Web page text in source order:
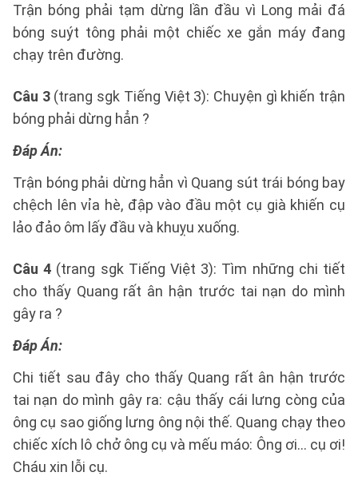
Trận bóng phải tạm dừng lần đầu vì Long mải đá
bóng suýt tông phải một chiếc xe gắn máy đang
chạy trên đường.
Câu 3(trang sgk Tiếng Việt 3): Chuyện gì khiến trận
bóng phải dừng hẳn ?
Đáp Án:
Trận bóng phải dừng hẳn vì Quang sút trái bóng bay
chệch lên vỉa hè, đập vào đầu một cụ già khiến cụ
lảo đảo ôm lấy đầu và khuỵu xuống.
Câu 4 (trang sgk Tiếng Việt 3): Tìm những chi tiết
cho thấy Quang rất ân hận trước tai nạn do mình
gây ra ?
Đáp Án:
Chi tiết sau đây cho thấy Quang rất ân hận trước
tai nạn do mình gây ra: cậu thấy cái lưng còng của
ông cụ sao giống lưng ông nội thế. Quang chạy theo
chiếc xích lô chở ông cụ và mếu máo: Ông ơi… cụ ơi!
Cháu xin lỗi cụ.